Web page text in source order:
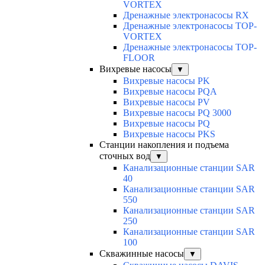
VORTEX
Дренажные электронасосы RX
Дренажные электронасосы TOP-
VORTEX
Дренажные электронасосы TOP-
FLOOR
Вихревые насосы
▼
Вихревые насосы PK
Вихревые насосы PQA
Вихревые насосы PV
Вихревые насосы PQ 3000
Вихревые насосы PQ
Вихревые насосы PKS
Станции накопления и подъема
сточных вод
▼
Канализационные станции SAR
40
Канализационные станции SAR
550
Канализационные станции SAR
250
Канализационные станции SAR
100
Скважинные насосы
▼